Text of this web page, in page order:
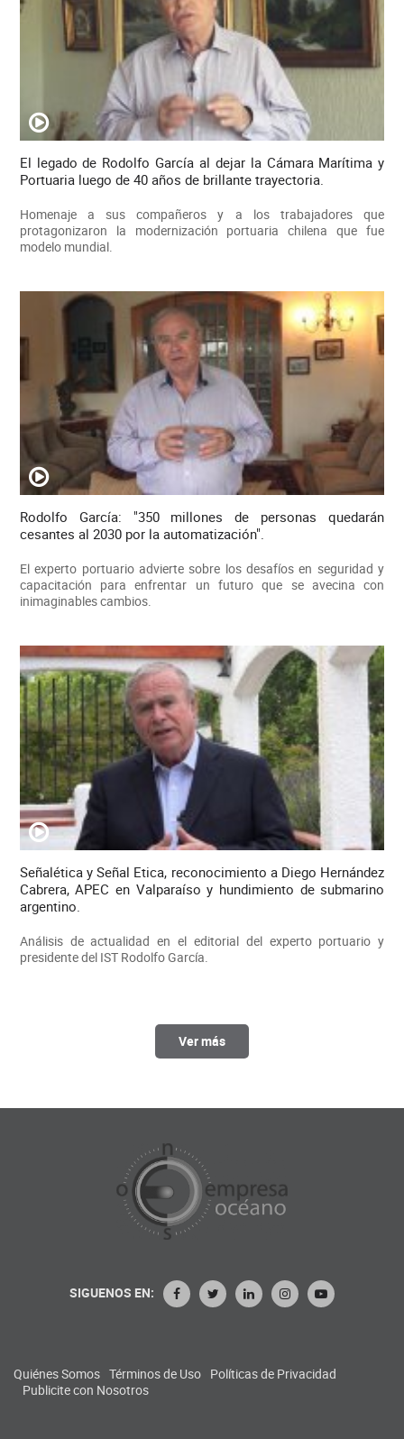
El legado de Rodolfo García al dejar la Cámara Marítima y
Portuaria luego de 40 años de brillante trayectoria.
Homenaje a sus compañeros y a los trabajadores que
protagonizaron la modernización portuaria chilena que fue
modelo mundial.
Rodolfo García: "350 millones de personas quedarán
cesantes al 2030 por la automatización".
El experto portuario advierte sobre los desafíos en seguridad y
capacitación para enfrentar un futuro que se avecina con
inimaginables cambios.
Señalética y Señal Etica, reconocimiento a Diego Hernández
Cabrera, APEC en Valparaíso y hundimiento de submarino
argentino.
Análisis de actualidad en el editorial del experto portuario y
presidente del IST Rodolfo García.
Ver más
SIGUENOS EN:
Quiénes Somos Términos de Uso Políticas de Privacidad
Publicite con Nosotros